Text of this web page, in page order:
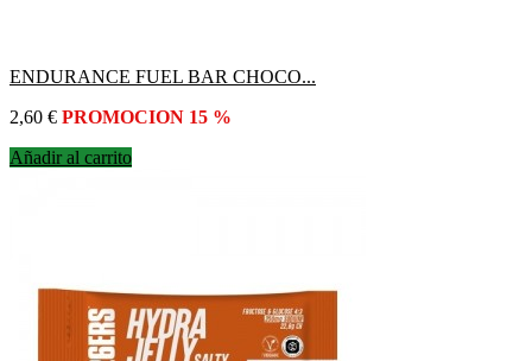
ENDURANCE FUEL BAR CHOCO...
Precio
2,60 € PROMOCION 15 %
Añadir al carrito